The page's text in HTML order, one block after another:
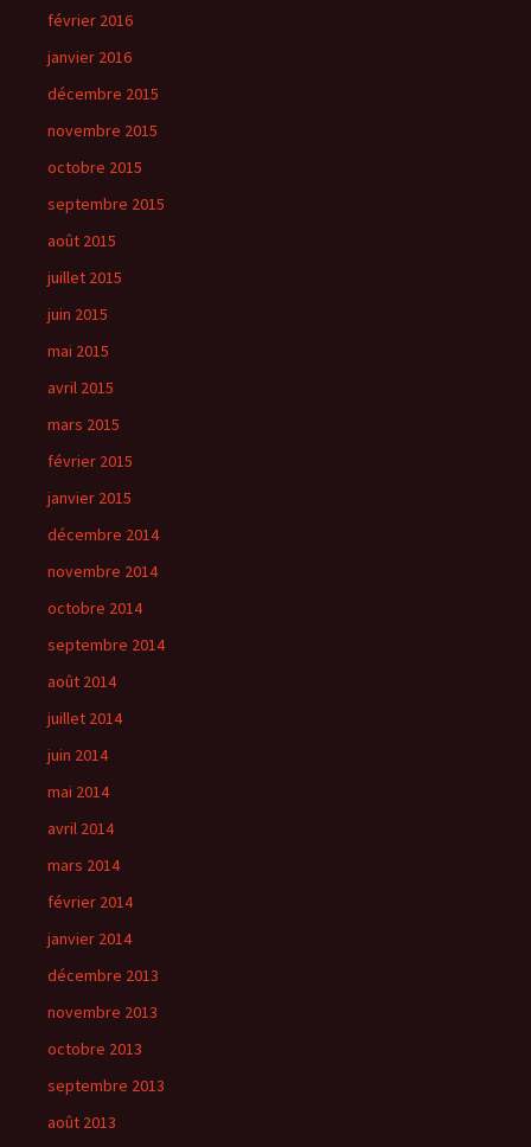
février 2016
janvier 2016
décembre 2015
novembre 2015
octobre 2015
septembre 2015
août 2015
juillet 2015
juin 2015
mai 2015
avril 2015
mars 2015
février 2015
janvier 2015
décembre 2014
novembre 2014
octobre 2014
septembre 2014
août 2014
juillet 2014
juin 2014
mai 2014
avril 2014
mars 2014
février 2014
janvier 2014
décembre 2013
novembre 2013
octobre 2013
septembre 2013
août 2013